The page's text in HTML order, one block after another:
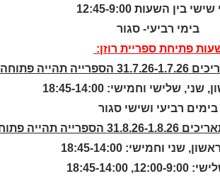
© כל הזכויות
בין השעות 12:45-9:00
בימי רביעי- סגור
פתיחת ספריית רוזן:
תהייה פתוחה:
שלישי וחמישי: 18:45-14:00
בימים רביעי ושישי סגור
תהייה פתוחה:
שני וחמישי: 18:45-14:00
18:45-14:00